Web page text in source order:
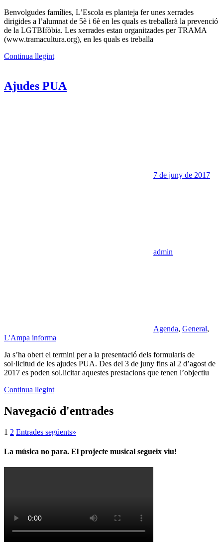
Benvolgudes famílies, L’Escola es planteja fer unes xerrades
dirigides a l’alumnat de 5è i 6è en les quals es treballarà la prevenció
de la LGTBIfòbia. Les xerrades estan organitzades per TRAMA
(www.tramacultura.org), en les quals es treballa
Continua llegint
Ajudes PUA
7 de juny de 2017
admin
Agenda, General,
L'Ampa informa
Ja s’ha obert el termini per a la presentació dels formularis de
sol·licitud de les ajudes PUA. Des del 3 de juny fins al 2 d’agost de
2017 es poden sol.licitar aquestes prestacions que tenen l’objectiu
Continua llegint
Navegació d'entrades
1 2 Entrades següents»
La música no para. El projecte musical segueix viu!